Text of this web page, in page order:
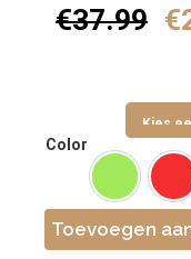
€37.99 €
Color
Toevoegen